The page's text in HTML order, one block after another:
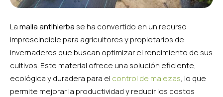
Lamalla antihierba se ha convertido en un recurso
imprescindible para agricultores y propietarios de
invernaderos que buscan optimizar el rendimiento de sus
cultivos. Este material ofrece una solución eficiente,
ecológica y duradera para el control de malezas, lo que
permite mejorar la productividad y reducir los costos